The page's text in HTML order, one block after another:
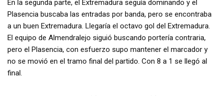
En la segunda parte, el Extremadura seguía dominando y el
Plasencia buscaba las entradas por banda, pero se encontraba
a un buen Extremadura. Llegaría el octavo gol del Extremadura.
El equipo de Almendralejo siguió buscando portería contraria,
pero el Plasencia, con esfuerzo supo mantener el marcador y
no se movió en el tramo final del partido. Con 8 a 1 se llegó al
final.